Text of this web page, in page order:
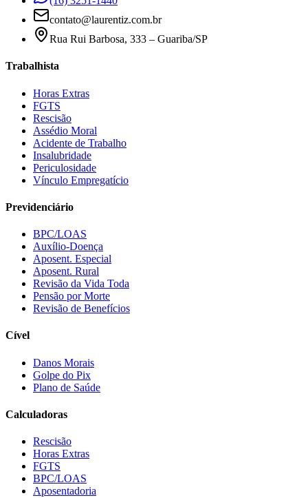
contato@laurentiz.com.br
Rua Rui Barbosa, 333 – Guariba/SP
Trabalhista
Horas Extras
FGTS
Rescisão
Assédio Moral
Acidente de Trabalho
Insalubridade
Periculosidade
Vínculo Empregatício
Previdenciário
BPC/LOAS
Auxílio-Doença
Aposent. Especial
Aposent. Rural
Revisão da Vida Toda
Pensão por Morte
Revisão de Benefícios
Cível
Danos Morais
Golpe do Pix
Plano de Saúde
Calculadoras
Rescisão
Horas Extras
FGTS
BPC/LOAS
Aposentadoria